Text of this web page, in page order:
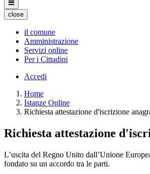
close
il comune
Amministrazione
Servizi online
Per i Cittadini
Accedi
Home
Istanze Online
Richiesta attestazione d'iscrizione
Richiesta attestazione
L’uscita del Regno Unito dall’Unione
fondato su un accordo tra le parti.